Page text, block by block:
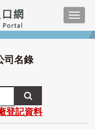
司名錄
登記資料